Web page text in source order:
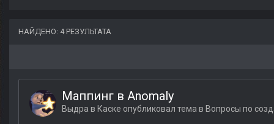
НАЙДЕНО: 4 РЕЗУЛЬТАТА
Маппинг в Anomaly
Выдра в Каске опубликовал тема в Вопросы по